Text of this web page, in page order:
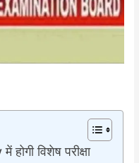
विशेष परीक्षा